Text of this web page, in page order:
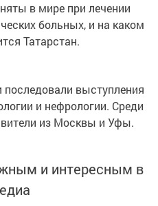
в мире при лечении
больных, и на каком
Татарстан.
последовали выступления
и нефрологии. Среди
из Москвы и Уфы.
и интересным в